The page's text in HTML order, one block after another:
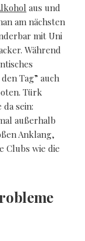
aus und
am nächsten
mit Uni
Während
Tag” auch
Türk
sein:
außerhalb
Anklang,
Clubs wie die